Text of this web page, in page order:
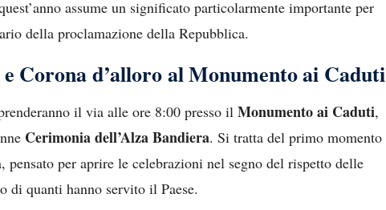
assume un significato particolarmente importante per
della proclamazione della Repubblica.
Corona d’alloro al Monumento ai Caduti
il via alle ore 8:00 presso il Monumento ai Caduti,
Cerimonia dell’Alza Bandiera. Si tratta del primo momento
pensato per aprire le celebrazioni nel segno del rispetto delle
di quanti hanno servito il Paese.